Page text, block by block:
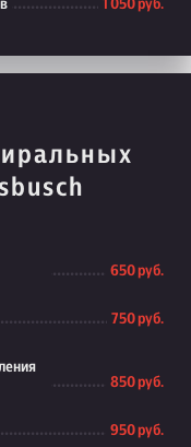
1 050 руб.
650 руб.
750 руб.
850 руб.
950 руб.